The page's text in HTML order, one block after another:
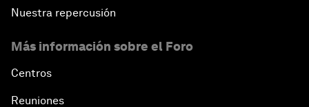
Nuestra repercusión
Más información sobre el Foro
Centros
Reuniones